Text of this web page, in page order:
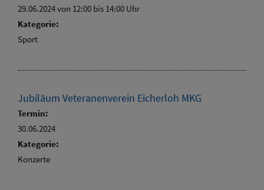
29.06.2024 von 12:00 bis 14:00 Uhr
Kategorie:
Sport
Jubiläum Veteranenverein Eicherloh MKG
Termin:
30.06.2024
Kategorie:
Konzerte